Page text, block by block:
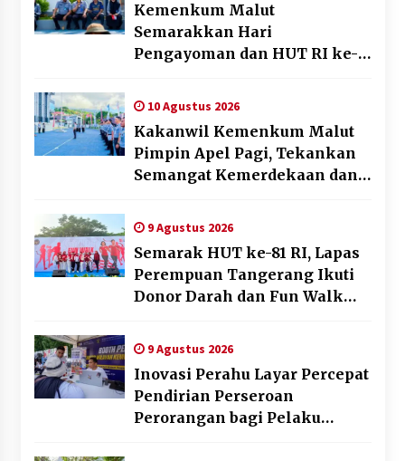
Kemenkum Malut
Semarakkan Hari
Pengayoman dan HUT RI ke-
Gawang Mini Dangdut
10 Agustus 2026
Kakanwil Kemenkum Malut
Pimpin Apel Pagi, Tekankan
Semangat Kemerdekaan dan
Publik
9 Agustus 2026
Semarak HUT ke-81 RI, Lapas
Perempuan Tangerang Ikuti
Donor Darah dan Fun Walk
Pemasyarakatan
9 Agustus 2026
Inovasi Perahu Layar Percepat
Pendirian Perseroan
Perorangan bagi Pelaku